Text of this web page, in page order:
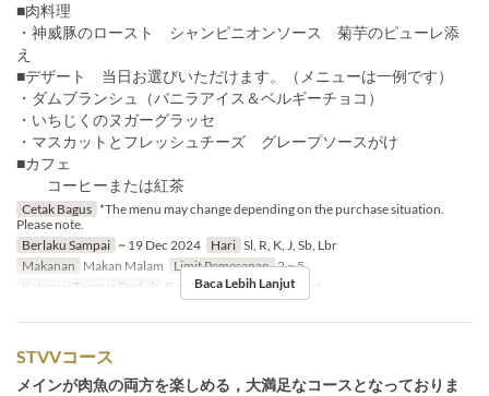
■肉料理
・神威豚のロースト シャンピニオンソース 菊芋のピューレ添
え
■デザート 当日お選びいただけます。（メニューは一例です）
・ダムブランシュ（バニラアイス＆ベルギーチョコ）
・いちじくのヌガーグラッセ
・マスカットとフレッシュチーズ グレープソースがけ
■カフェ
コーヒーまたは紅茶
Cetak Bagus *The menu may change depending on the purchase situation.
Please note.
Berlaku Sampai ~ 19 Dec 2024 Hari Sl, R, K, J, Sb, Lbr
Makanan Makan Malam Limit Pemesanan 2 ~ 5
Kategori Tempat Duduk
Bar counter, Table Sofa seat
Baca Lebih Lanjut
STVVコース
メインが肉魚の両方を楽しめる，大満足なコースとなっておりま